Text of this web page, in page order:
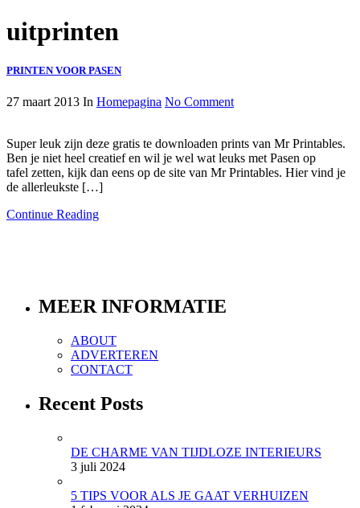
uitprinten
PRINTEN VOOR PASEN
27 maart 2013 In Homepagina No Comment
Super leuk zijn deze gratis te downloaden prints van Mr Printables.
Ben je niet heel creatief en wil je wel wat leuks met Pasen op
tafel zetten, kijk dan eens op de site van Mr Printables. Hier vind je
de allerleukste […]
Continue Reading
MEER INFORMATIE
ABOUT
ADVERTEREN
CONTACT
Recent Posts
DE CHARME VAN TIJDLOZE INTERIEURS
3 juli 2024
5 TIPS VOOR ALS JE GAAT VERHUIZEN